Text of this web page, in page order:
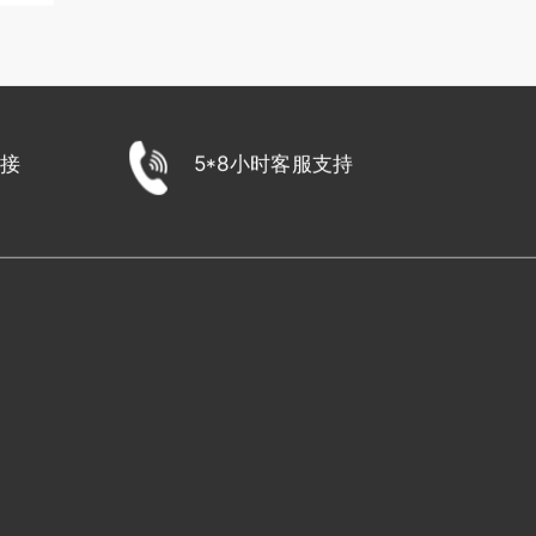
5*8小时客服支持